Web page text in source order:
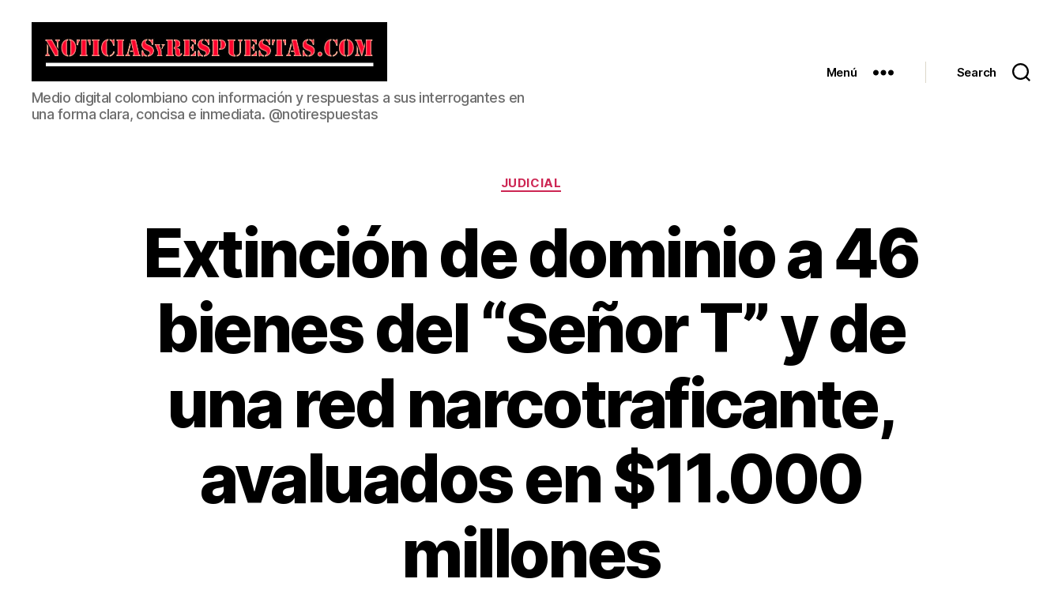
Noticias
y
Respuestas
Medio digital colombiano con información y respuestas a sus interrogantes en
una forma clara, concisa e inmediata. @notirespuestas
Menú Search
Categorías
JUDICIAL
Extinción de dominio a 46
bienes del “Señor T” y de
una red narcotraficante,
avaluados en $11.000
millones